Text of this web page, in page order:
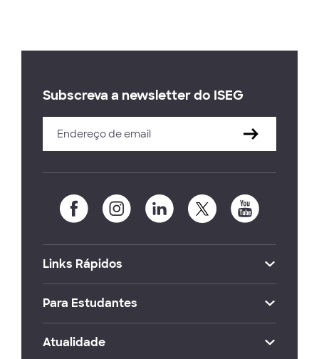
Subscreva a newsletter do ISEG
Links Rápidos
Para Estudantes
Atualidade